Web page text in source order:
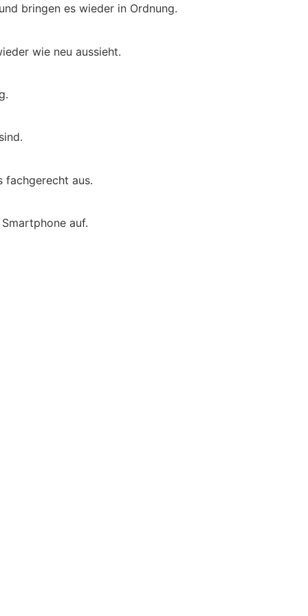
bringen es wieder in Ordnung.
wie neu aussieht.
fachgerecht aus.
auf.